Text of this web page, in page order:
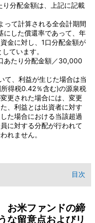
り分配金額は、上記に記載
って計算される全会計期間
にした償還率であって、年
金に対し、1口分配金額が
ています。
り分配金額／30,000
て、利益が生じた場合は当
得税0.42％含む)の源泉税
更された場合には、変更
、利益とは出資者に対す
た場合における当該超過
に対する分配が行われて
れません。
目次
米ファンドの締
な留意点およびリ